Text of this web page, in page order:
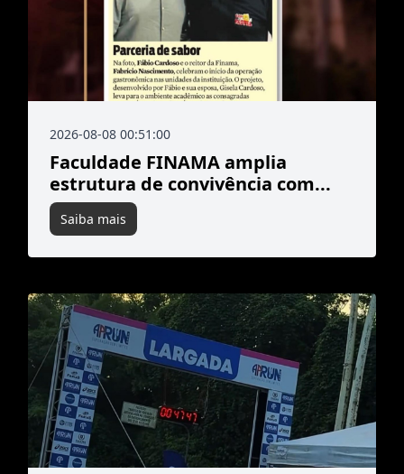
2026-08-08 00:51:00
Faculdade FINAMA amplia
estrutura de convivência com...
Saiba mais